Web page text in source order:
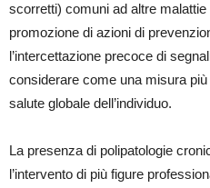
scorretti) comuni ad altre
promozione di azioni di
l’intercettazione precoce di
considerare come una misura
salute globale dell’individuo.
La presenza di polipatologie
l’intervento di più figure